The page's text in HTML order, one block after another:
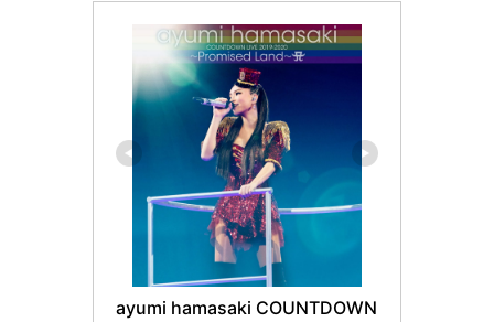
ayumi hamasaki COUNTDOWN